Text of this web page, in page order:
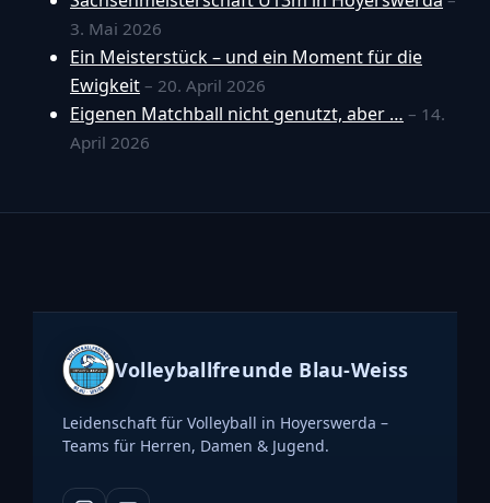
3. Mai 2026
Ein Meisterstück – und ein Moment für die
Ewigkeit – 20. April 2026
Eigenen Matchball nicht genutzt, aber … – 14.
April 2026
Volleyballfreunde Blau-Weiss
Leidenschaft für Volleyball in Hoyerswerda –
Teams für Herren, Damen & Jugend.